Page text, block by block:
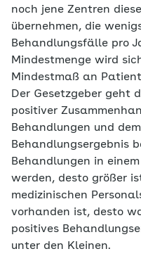
noch jene Zentren
übernehmen, die
Behandlungsfälle pro
Mindestmenge wird
Mindestmaß an
Der Gesetzgeber geht
positiver
Behandlungen und
Behandlungsergebnis
Behandlungen in
werden, desto größer
medizinischen
vorhanden ist, desto
positives
unter den Kleinen.